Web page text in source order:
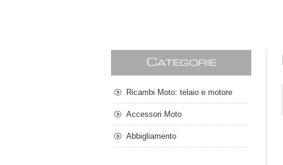
CATEGORIE
Ricambi Moto: telaio e motore
Accessori Moto
Abbigliamento